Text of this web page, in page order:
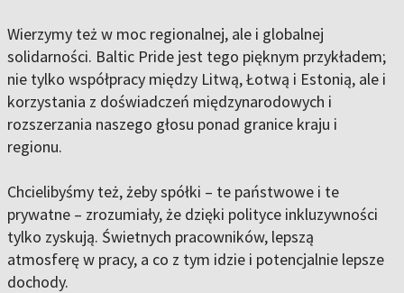
Wierzymy też w moc regionalnej, ale i globalnej
solidarności. Baltic Pride jest tego pięknym przykładem;
nie tylko współpracy między Litwą, Łotwą i Estonią, ale i
korzystania z doświadczeń międzynarodowych i
rozszerzania naszego głosu ponad granice kraju i
regionu.
Chcielibyśmy też, żeby spółki – te państwowe i te
prywatne – zrozumiały, że dzięki polityce inkluzywności
tylko zyskują. Świetnych pracowników, lepszą
atmosferę w pracy, a co z tym idzie i potencjalnie lepsze
dochody.